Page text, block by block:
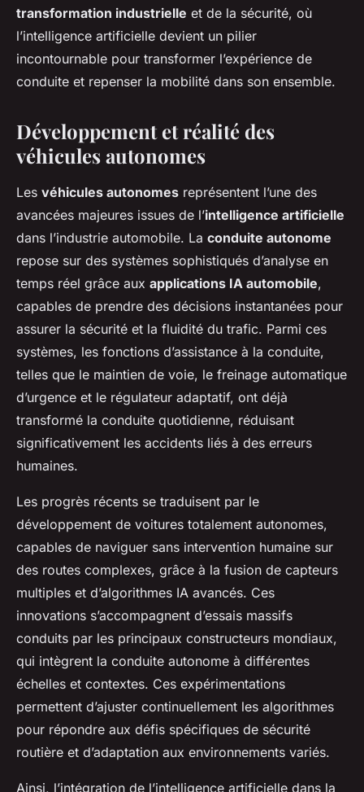
transformation industrielle et de la sécurité, où
l’intelligence artificielle devient un pilier
incontournable pour transformer l’expérience de
conduite et repenser la mobilité dans son ensemble.
Développement et réalité des
véhicules autonomes
Les véhicules autonomes représentent l’une des
avancées majeures issues de l’intelligence artificielle
dans l’industrie automobile. La conduite autonome
repose sur des systèmes sophistiqués d’analyse en
temps réel grâce aux applications IA automobile,
capables de prendre des décisions instantanées pour
assurer la sécurité et la fluidité du trafic. Parmi ces
systèmes, les fonctions d’assistance à la conduite,
telles que le maintien de voie, le freinage automatique
d’urgence et le régulateur adaptatif, ont déjà
transformé la conduite quotidienne, réduisant
significativement les accidents liés à des erreurs
humaines.
Les progrès récents se traduisent par le
développement de voitures totalement autonomes,
capables de naviguer sans intervention humaine sur
des routes complexes, grâce à la fusion de capteurs
multiples et d’algorithmes IA avancés. Ces
innovations s’accompagnent d’essais massifs
conduits par les principaux constructeurs mondiaux,
qui intègrent la conduite autonome à différentes
échelles et contextes. Ces expérimentations
permettent d’ajuster continuellement les algorithmes
pour répondre aux défis spécifiques de sécurité
routière et d’adaptation aux environnements variés.
Ainsi, l’intégration de l’intelligence artificielle dans la